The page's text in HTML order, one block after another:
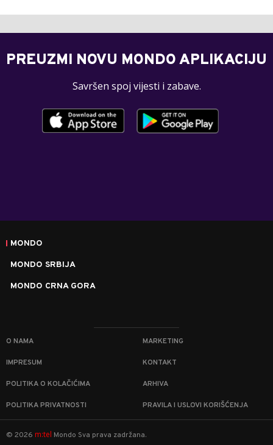
PREUZMI NOVU MONDO APLIKACIJU
Savršen spoj vijesti i zabave.
MONDO
MONDO SRBIJA
MONDO CRNA GORA
O NAMA MARKETING
IMPRESUM KONTAKT
POLITIKA O KOLAČIĆIMA ARHIVA
POLITIKA PRIVATNOSTI PRAVILA I USLOVI KORIŠĆENJA
© 2026 m:tel Mondo Sva prava zadržana.